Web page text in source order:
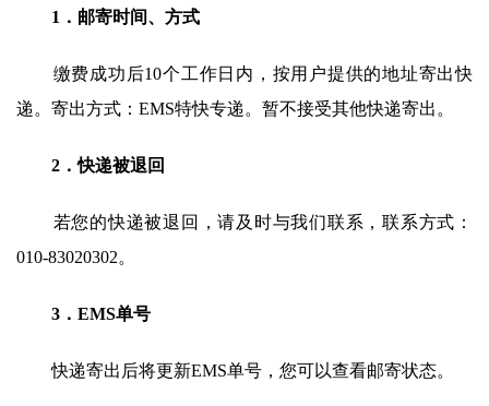
1．邮寄时间、方式
缴费成功后10个工作日内，按用户提供的地址寄出快
递。寄出方式：EMS特快专递。暂不接受其他快递寄出。
2．快递被退回
若您的快递被退回，请及时与我们联系，联系方式：
010-83020302。
3．EMS单号
快递寄出后将更新EMS单号，您可以查看邮寄状态。